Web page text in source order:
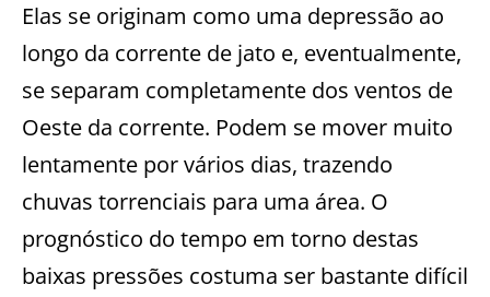
Elas se originam como uma depressão ao
longo da corrente de jato e, eventualmente,
se separam completamente dos ventos de
Oeste da corrente. Podem se mover muito
lentamente por vários dias, trazendo
chuvas torrenciais para uma área. O
prognóstico do tempo em torno destas
baixas pressões costuma ser bastante difícil